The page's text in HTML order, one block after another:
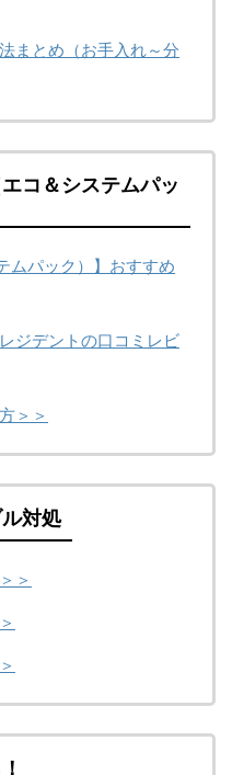
まとめ（お手入れ～分
コ＆システムパッ
ムパック）】おすすめ
ジデントの口コミレビ
＞＞
対処
＞